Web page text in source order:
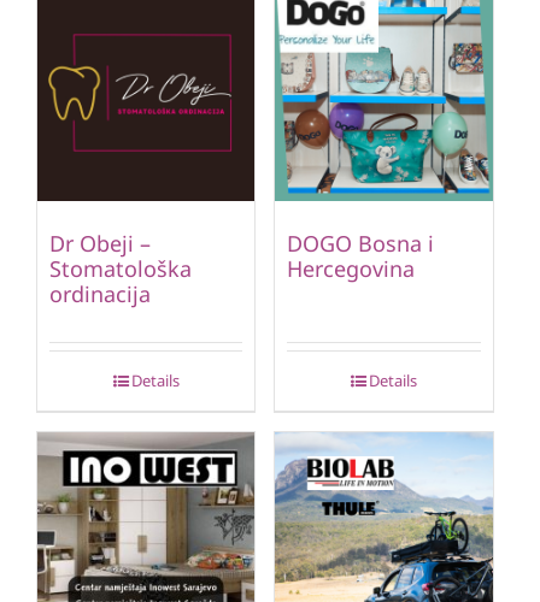
Dr Obeji –
Stomatološka
ordinacija
Details
DOGO Bosna i
Hercegovina
Details